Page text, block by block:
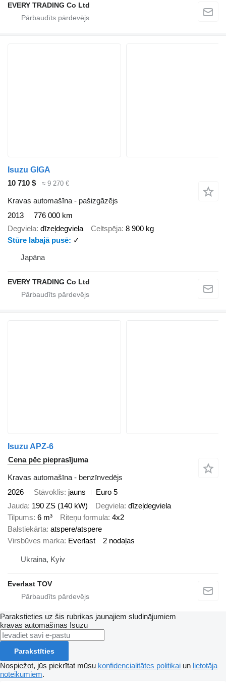
EVERY TRADING Co Ltd
Isuzu GIGA
10 710 $
≈ 9 270 €
Kravas automašīna - pašizgāzējs
2013
776 000 km
Degviela dīzeļdegviela Celtspēja 8 900 kg
Stūre labajā pusē
✓
Japāna
EVERY TRADING Co Ltd
Isuzu APZ-6
Cena pēc pieprasījuma
Kravas automašīna - benzīnvedējs
2026
Stāvoklis jauns
Euro 5
Jauda 190 ZS (140 kW) Degviela dīzeļdegviela
Tilpums 6 m³ Riteņu formula 4x2
Balstiekārta atspere/atspere
Virsbūves marka Everlast 2 nodaļas
Ukraina, Kyiv
Everlast TOV
Parakstieties uz šis rubrikas jaunajiem sludinājumiem
kravas automašīnas Isuzu
Parakstīties
Nospiežot, jūs piekrītat mūsu konfidencialitātes politikai un lietotāja
noteikumiem.